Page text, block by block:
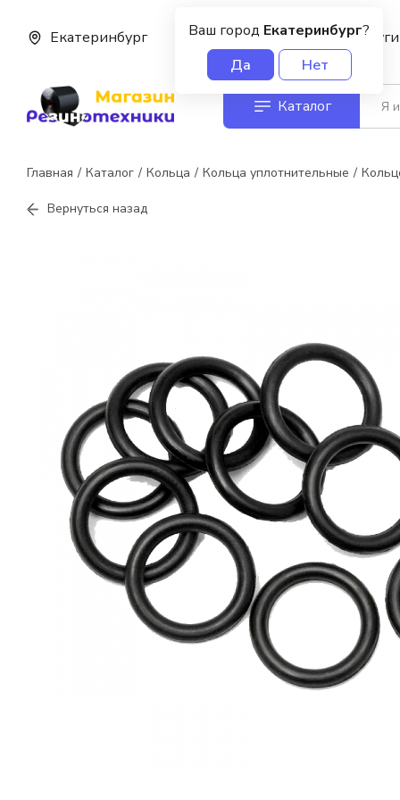
Ваш город Екатеринбург?
Да
Нет
Екатеринбург О нас Услуги
Каталог
Главная Каталог Кольца Кольца уплотнительные
Вернуться назад